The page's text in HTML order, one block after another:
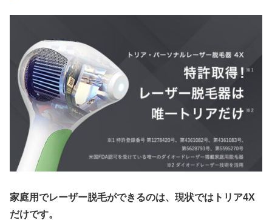
家庭用でレーザー脱毛ができるのは、現状ではトリア4X
だけです。